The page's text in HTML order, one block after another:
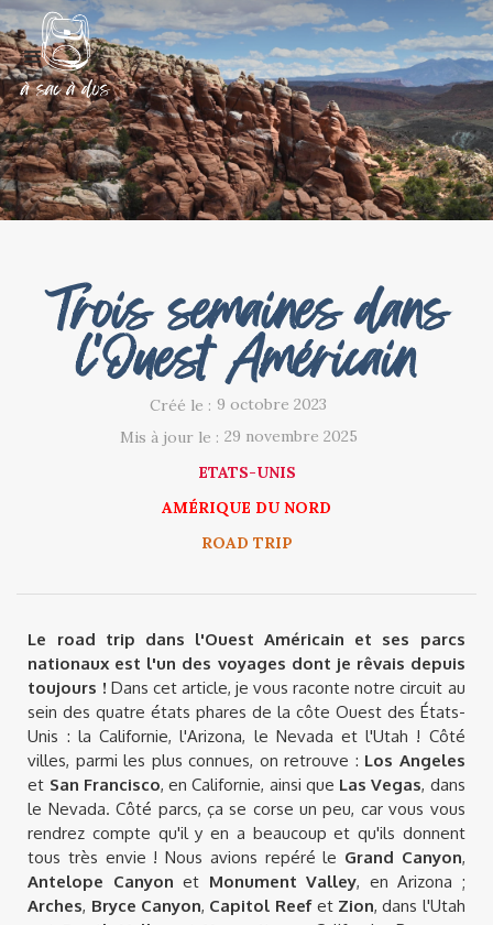
Trois semaines dans
l'Ouest Américain
Créé le : 9 octobre 2023
Mis à jour le : 29 novembre 2025
ETATS-UNIS
AMÉRIQUE DU NORD
ROAD TRIP
Le road trip dans l'Ouest Américain et ses parcs
nationaux est l'un des voyages dont je rêvais depuis
toujours ! Dans cet article, je vous raconte notre circuit au
sein des quatre états phares de la côte Ouest des États-
Unis : la Californie, l'Arizona, le Nevada et l'Utah ! Côté
villes, parmi les plus connues, on retrouve : Los Angeles
et San Francisco, en Californie, ainsi que Las Vegas, dans
le Nevada. Côté parcs, ça se corse un peu, car vous vous
rendrez compte qu'il y en a beaucoup et qu'ils donnent
tous très envie ! Nous avions repéré le Grand Canyon,
Antelope Canyon et Monument Valley, en Arizona ;
Arches, Bryce Canyon, Capitol ReefetZion, dans l'Utah